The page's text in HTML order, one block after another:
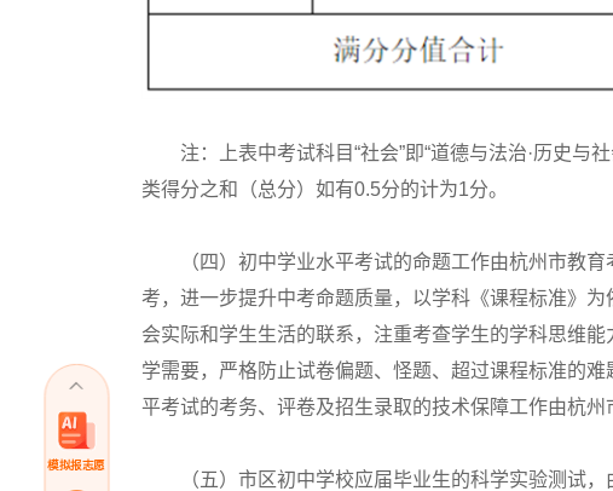
注：上表中考试科目“社会”即“道德与法治·历史与
类得分之和（总分）如有0.5分的计为1分。
（四）初中学业水平考试的命题工作由杭州市教育
考，进一步提升中考命题质量，以学科《课程标准》
会实际和学生生活的联系，注重考查学生的学科思维
学需要，严格防止试卷偏题、怪题、超过课程标准的
平考试的考务、评卷及招生录取的技术保障工作由杭州
（五）市区初中学校应届毕业生的科学实验测试，
模拟报志愿